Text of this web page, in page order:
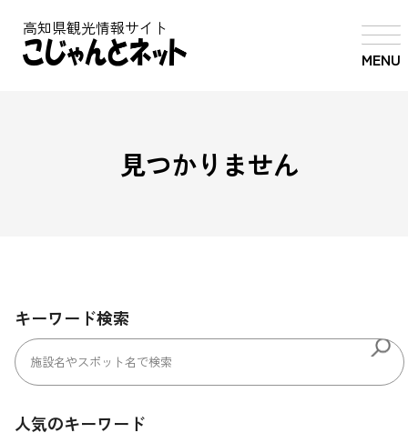
MENU
高知県観光情報サイト
見つかりません
キーワード検索
人気のキーワード